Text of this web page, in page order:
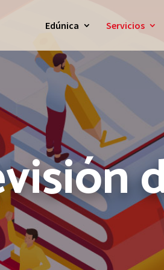
Edúnica Servicios